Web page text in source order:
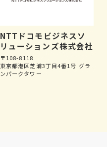
NTTドコモビジネスソ
リューションズ株式会社
〒108-8118
東京都港区芝浦3丁目4番1号 グラ
ンパークタワー